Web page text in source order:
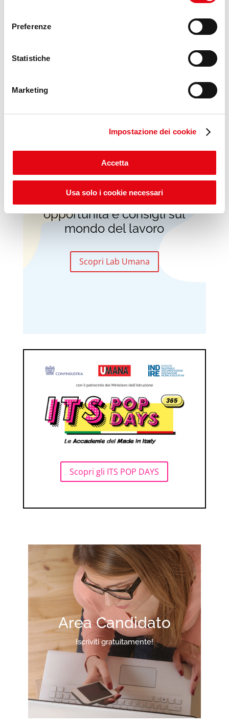
link “Impostazione dei cookie” a fine pagina. Per ulteriori
Cookie
Policy.
Preferenze
Statistiche
Marketing
Impostazione dei cookie
Accetta
Usa solo i cookie necessari
VideoPilloleper chi cerca
opportunità e consigli sul
mondo del lavoro
Scopri Lab Umana
Scopri gli ITS POP DAYS
Area Candidato
Iscriviti gratuitamente!